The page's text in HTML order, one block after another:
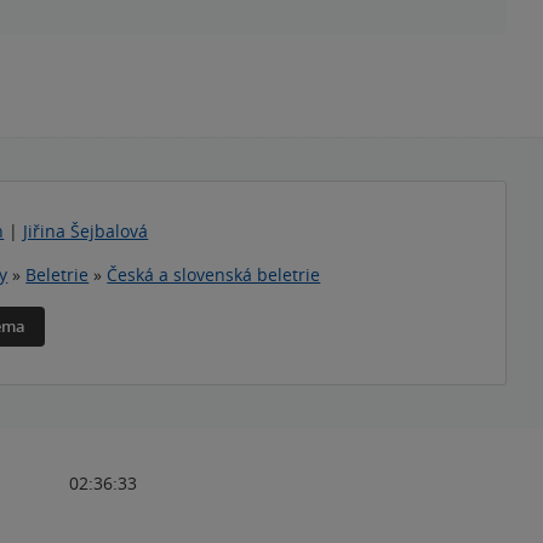
| Jiřina Šejbalová
» Beletrie » Česká a slovenská beletrie
02:36:33